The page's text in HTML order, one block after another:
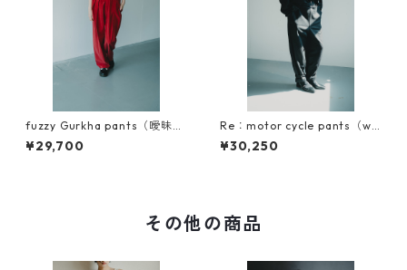
fuzzy Gurkha pants（曖昧な
ズボン）キュプラコットン使
用
¥29,700
Re：motor cycle pants（wo
ol type）
¥30,250
その他の商品